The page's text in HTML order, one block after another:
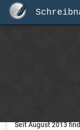
Seit August 2013